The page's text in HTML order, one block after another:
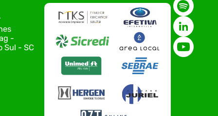
Conexão Tech NIAVI, reunindo empresas de
tecnologia da região para uma noite de
conteúdo estratégico e
de novas iniciativas para o setor.
encontro aconteceu em Rio…
-
Sul - SC